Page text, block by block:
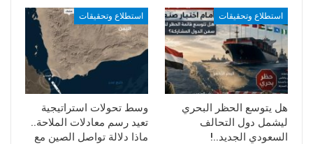
استطلاع وتحقيقات
هل يتوسع الحظر البحري
ليشمل دول التحالف
السعودي الجديد..!
استطلاع وتحقيقات
وسط تحولات استراتيجية
تعيد رسم معادلات الملاحة..
ماذا دلالة تواصل الصين مع